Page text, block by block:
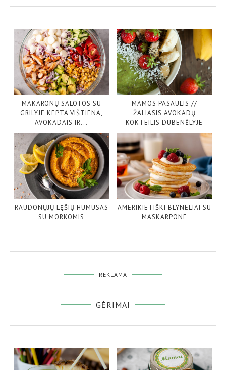
MAKARONŲ SALOTOS SU
GRILYJE KEPTA VIŠTIENA,
AVOKADAIS IR...
MAMOS PASAULIS //
ŽALIASIS AVOKADŲ
KOKTEILIS DUBENĖLYJE
RAUDONŲJŲ LĘŠIŲ HUMUSAS
SU MORKOMIS
AMERIKIETIŠKI BLYNELIAI SU
MASKARPONE
REKLAMA
GĖRIMAI